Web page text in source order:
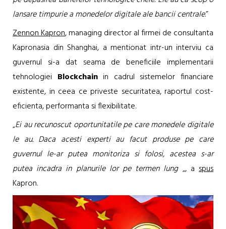
lansare timpurie a monedelor digitale ale bancii centrale.”
Zennon Kapron, managing director al firmei de consultanta
Kapronasia din Shanghai, a mentionat intr-un interviu ca
guvernul si-a dat seama de beneficiile implementarii
tehnologiei Blockchainin cadrul sistemelor financiare
existente, in ceea ce priveste securitatea, raportul cost-
eficienta, performanta si flexibilitate.
„Ei au recunoscut oportunitatile pe care monedele digitale
le au. Daca acesti experti au facut produse pe care
guvernul le-ar putea monitoriza si folosi, acestea s-ar
putea incadra in planurile lor pe termen lung„, aspus
Kapron.